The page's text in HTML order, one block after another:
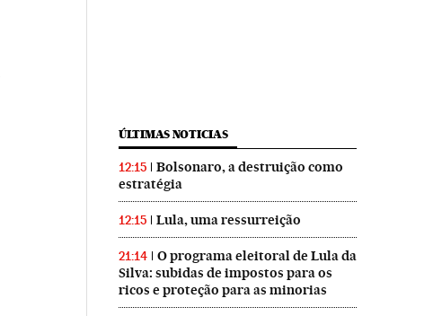
ÚLTIMAS NOTICIAS
12:15
Bolsonaro, a destruição como
estratégia
12:15 Lula, uma ressurreição
21:14
O programa eleitoral de Lula da
Silva: subidas de impostos para os
ricos e proteção para as minorias